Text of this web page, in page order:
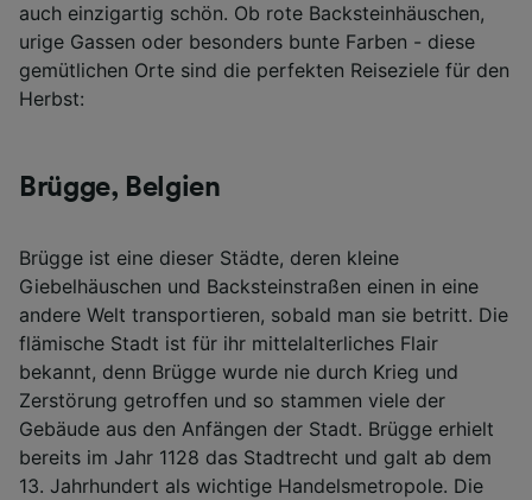
auch einzigartig schön. Ob rote Backsteinhäuschen,
urige Gassen oder besonders bunte Farben - diese
gemütlichen Orte sind die perfekten Reiseziele für den
Herbst:
Brügge, Belgien
Brügge ist eine dieser Städte, deren kleine
Giebelhäuschen und Backsteinstraßen einen in eine
andere Welt transportieren, sobald man sie betritt. Die
flämische Stadt ist für ihr mittelalterliches Flair
bekannt, denn Brügge wurde nie durch Krieg und
Zerstörung getroffen und so stammen viele der
Gebäude aus den Anfängen der Stadt. Brügge erhielt
bereits im Jahr 1128 das Stadtrecht und galt ab dem
13. Jahrhundert als wichtige Handelsmetropole. Die